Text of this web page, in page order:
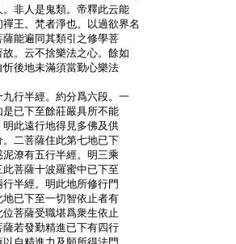
。非人是鬼類。帝釋此云能
王。梵者淨也。以過欲界名
能遍同其類引之修學菩
。云不捨樂法之心。餘如
後地未滿須當勤心樂法
行半經。約分爲六段。一
已下至餘莊嚴具所不能
明此遠行地得見多佛及供
二菩薩住此第七地已下
潦有五行半經。明三乘
菩薩十波羅蜜中已下至
半經。明此地所修行門
已下至一切智依止者有
菩薩受職堪爲衆生依止
若發勤精進已下有四行